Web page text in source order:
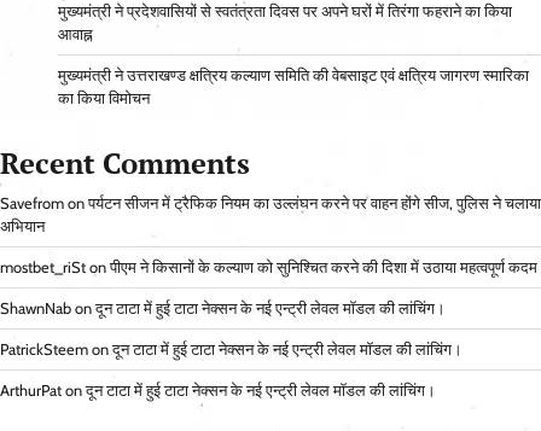
मुख्यमंत्री ने प्रदेशवासियों से स्वतंत्रता दिवस पर अपने घरों में तिरंगा फहराने का किया
आवाह्न
मुख्यमंत्री ने उत्तराखण्ड क्षत्रिय कल्याण समिति की वेबसाइट एवं क्षत्रिय जागरण स्मारिका
का किया विमोचन
Recent Comments
Savefrom onपर्यटन सीजन में ट्रैफिक नियम का उल्लंघन करने पर वाहन होंगे सीज, पुलिस ने चलाया
अभियान
mostbet_riSt onपीएम ने किसानों के कल्याण को सुनिश्चित करने की दिशा में उठाया महत्वपूर्ण कदम
ShawnNab onदून टाटा में हुई टाटा नेक्सन के नई एन्ट्री लेवल मॉडल की लांचिंग।
PatrickSteem onदून टाटा में हुई टाटा नेक्सन के नई एन्ट्री लेवल मॉडल की लांचिंग।
ArthurPat onदून टाटा में हुई टाटा नेक्सन के नई एन्ट्री लेवल मॉडल की लांचिंग।